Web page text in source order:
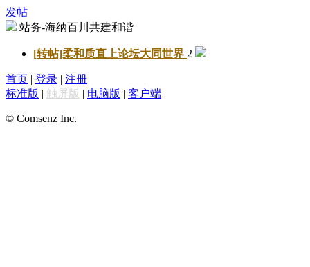
发帖
站务-海纳百川共建和谐
[转帖]柔和质直上论坛大同世界 2
首页 | 登录 | 注册
标准版 | 触屏版 | 电脑版 | 客户端
© Comsenz Inc.